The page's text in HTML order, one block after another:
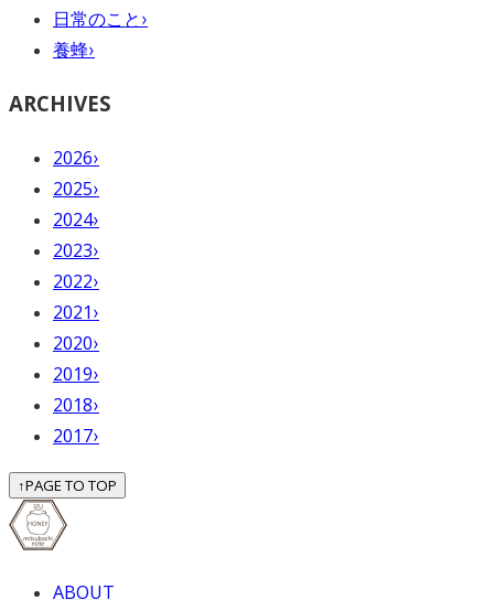
日常のこと ›
養蜂›
ARCHIVES
2026›
2025›
2024›
2023›
2022›
2021 ›
2020›
2019›
2018›
2017›
↑PAGE TO TOP
ABOUT